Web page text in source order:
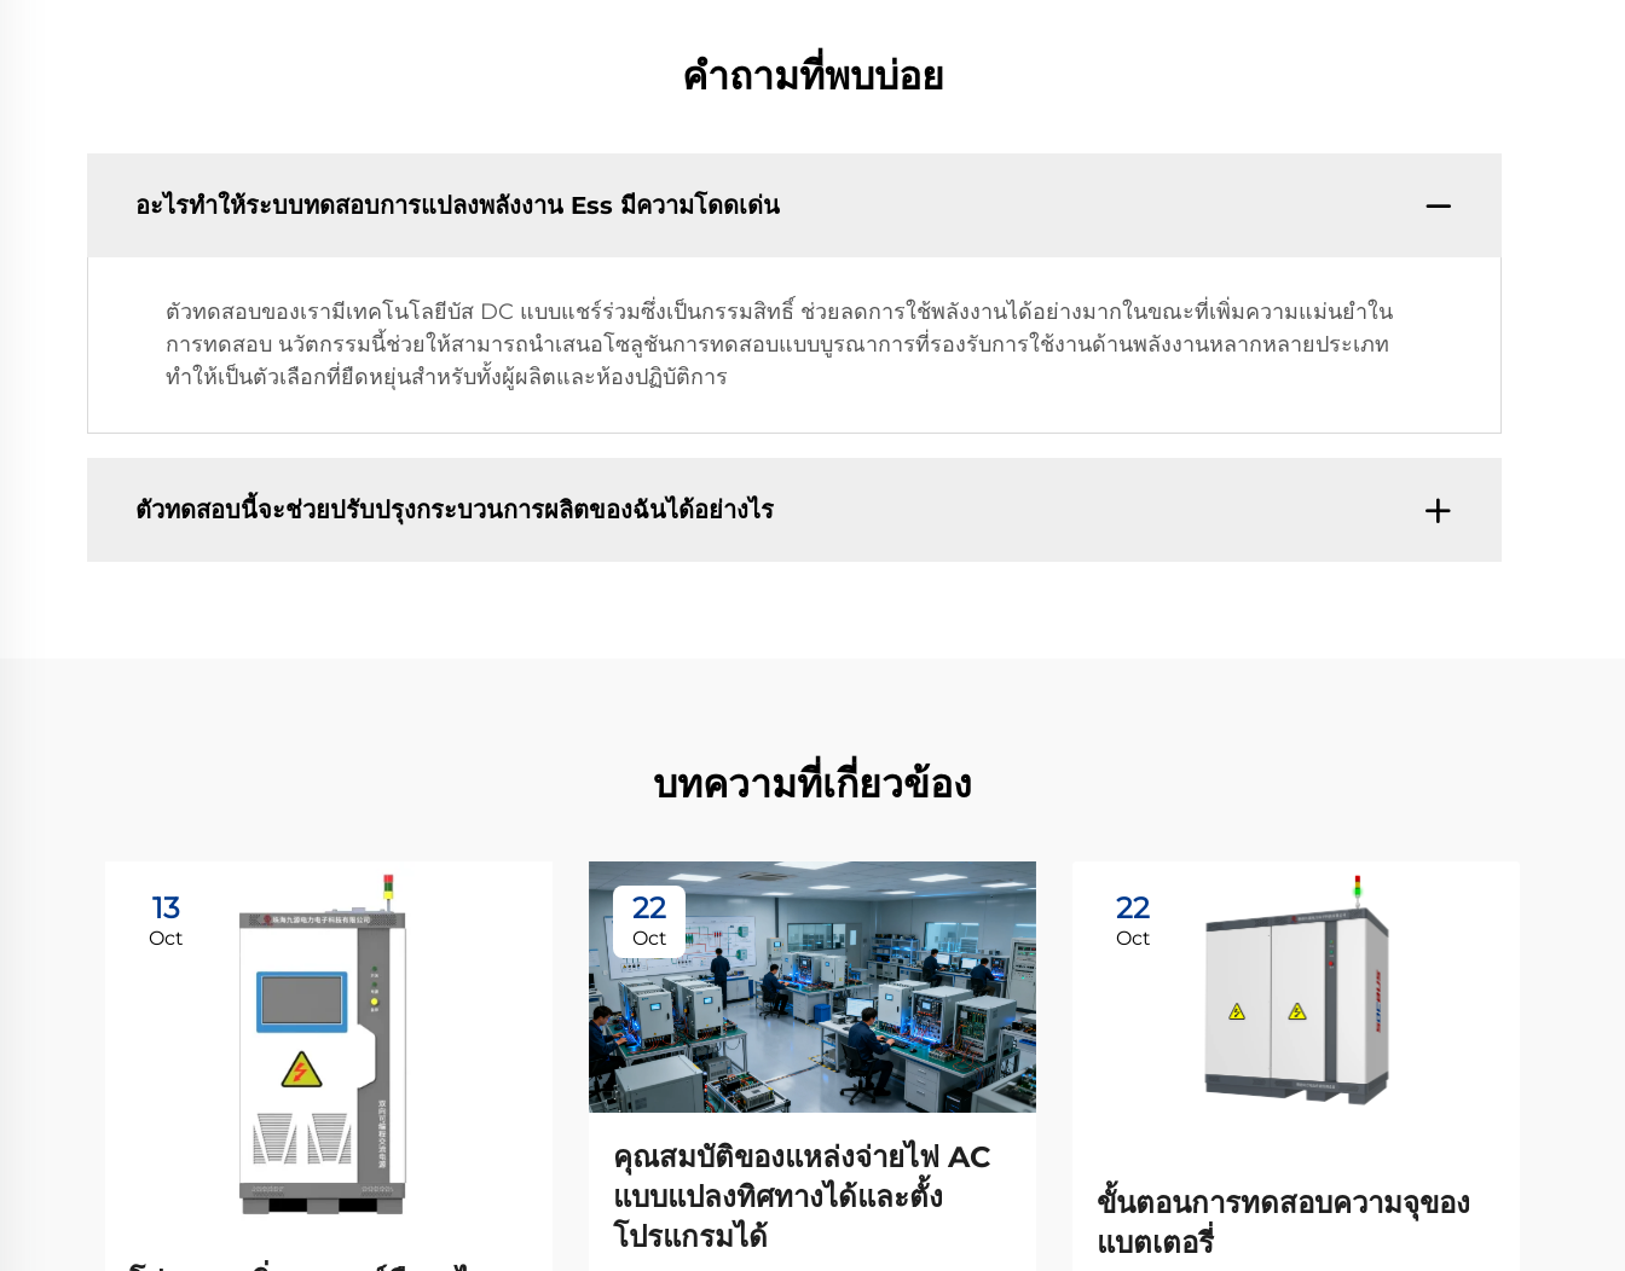
คำถามที่พบบ่อย
อะไรทำให้ระบบทดสอบการแปลงพลังงาน Ess มีความโดดเด่น
ตัวทดสอบของเรามีเทคโนโลยีบัส DC แบบแชร์ร่วมซึ่งเป็นกรรมสิทธิ์ ช่วยลดการใช้พลังงานได้อย่างมากในขณะที่เพิ่มความแม่นยำใน
การทดสอบ นวัตกรรมนี้ช่วยให้สามารถนำเสนอโซลูชันการทดสอบแบบบูรณาการที่รองรับการใช้งานด้านพลังงานหลากหลายประเภท
ทำให้เป็นตัวเลือกที่ยืดหยุ่นสำหรับทั้งผู้ผลิตและห้องปฏิบัติการ
ตัวทดสอบนี้จะช่วยปรับปรุงกระบวนการผลิตของฉันได้อย่างไร
บทความที่เกี่ยวข้อง
13
Oct
22
Oct
คุณสมบัติของแหล่งจ่ายไฟ AC
แบบแปลงทิศทางได้และตั้ง
โปรแกรมได้
22
Oct
ขั้นตอนการทดสอบความจุของ
แบตเตอรี่